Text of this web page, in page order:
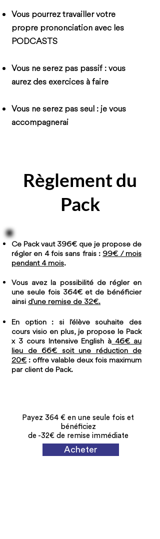
Vous pourrez travailler votre
propre prononciation​ avec les
PODCASTS
Vous ne serez pas passif : vous
aurez des exercices à faire
Vous ne serez pas seul : je vous
accompagnerai
Règlement du
Pack
Ce Pack vaut 396€ que je propose de
régler en 4 fois sans frais : 99€ / mois
pendant 4 mois.
Vous avez la possibilité de régler en
une seule fois 364€ et de bénéficier
ainsi d'une remise de 32€.
En option : si l'élève souhaite des
cours visio en plus, je propose le Pack
x 3 cours Intensive English à 46€ au
lieu de 66€ soit une réduction de
20€: offre valable deux fois maximum
par client de Pack.
Payez 364 € en une seule fois et
bénéficiez
de -32€ de remise immédiate
Acheter